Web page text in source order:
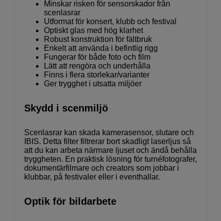
Minskar risken för sensorskador från
scenlasrar
Utformat för konsert, klubb och festival
Optiskt glas med hög klarhet
Robust konstruktion för fältbruk
Enkelt att använda i befintlig rigg
Fungerar för både foto och film
Lätt att rengöra och underhålla
Finns i flera storlekar/varianter
Ger trygghet i utsatta miljöer
Skydd i scenmiljö
Scenlasrar kan skada kamerasensor, slutare och
IBIS. Detta filter filtrerar bort skadligt laserljus så
att du kan arbeta närmare ljuset och ändå behålla
tryggheten. En praktisk lösning för turnéfotografer,
dokumentärfilmare och creators som jobbar i
klubbar, på festivaler eller i eventhallar.
Optik för bildarbete